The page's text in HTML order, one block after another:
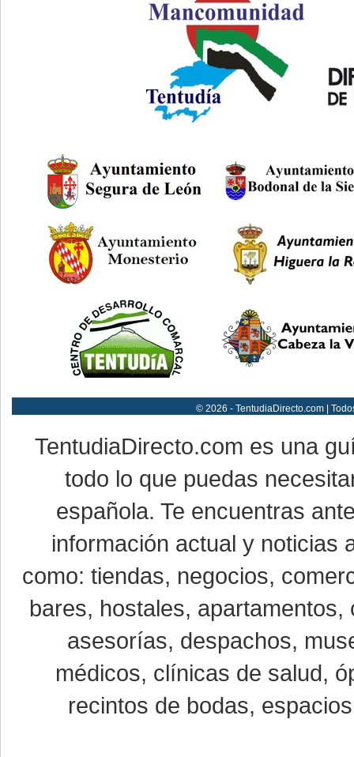
© 2026 - TentudiaDirecto.com |
TentudiaDirecto.com es una
todo lo que puedas
española. Te encuentras
información actual y noticias
como: tiendas, negocios,
bares, hostales,
asesorías, despachos,
médicos, clínicas de salud,
recintos de bodas,